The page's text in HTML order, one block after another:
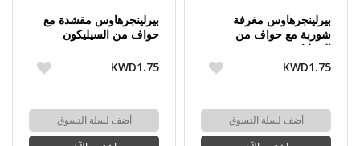
بيرلينجرهاوس مغرفة
شوربة مع حواف من
السيليكون
KWD1.75
أضف لسلة التسوق
بيرلينجرهاوس مقشدة مع
حواف من السيليكون
KWD1.75
أضف لسلة التسوق